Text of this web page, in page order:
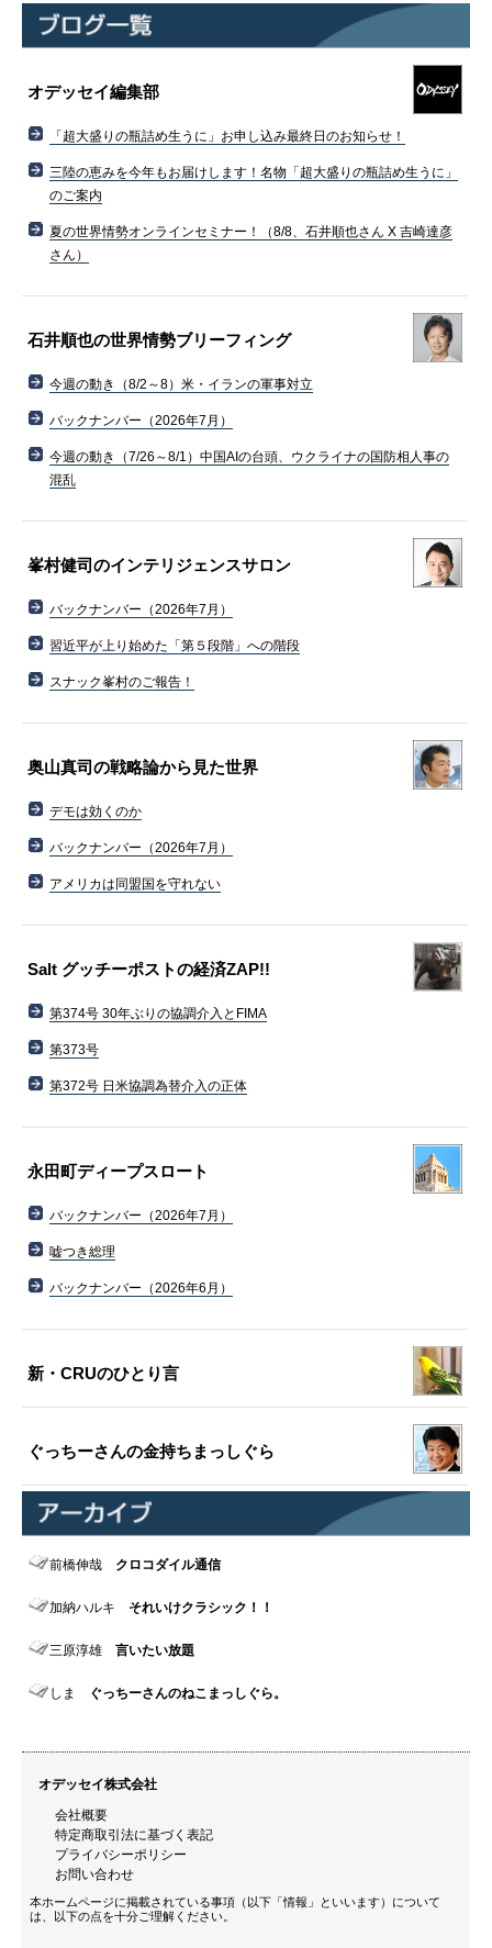
オデッセイ編集部
「超大盛りの瓶詰め生うに」お申し込み最終日のお知らせ！
三陸の恵みを今年もお届けします！名物「超大盛りの瓶詰め生うに」
のご案内
夏の世界情勢オンラインセミナー！（8/8、石井順也さん X 吉崎達彦
さん）
石井順也の世界情勢ブリーフィング
今週の動き（8/2～8）米・イランの軍事対立
バックナンバー（2026年7月）
今週の動き（7/26～8/1）中国AIの台頭、ウクライナの国防相人事の
混乱
峯村健司のインテリジェンスサロン
バックナンバー（2026年7月）
習近平が上り始めた「第５段階」への階段
スナック峯村のご報告！
奥山真司の戦略論から見た世界
デモは効くのか
バックナンバー（2026年7月）
アメリカは同盟国を守れない
Salt グッチーポストの経済ZAP!!
第374号 30年ぶりの協調介入とFIMA
第373号
第372号 日米協調為替介入の正体
永田町ディープスロート
バックナンバー（2026年7月）
嘘つき総理
バックナンバー（2026年6月）
新・CRUのひとり言
ぐっちーさんの金持ちまっしぐら
前橋伸哉 クロコダイル通信
加納ハルキ それいけクラシック！！
三原淳雄 言いたい放題
しま ぐっちーさんのねこまっしぐら。
オデッセイ株式会社
会社概要
特定商取引法に基づく表記
プライバシーポリシー
お問い合わせ
本ホームページに掲載されている事項（以下「情報」といいます）について
は、以下の点を十分ご理解ください。